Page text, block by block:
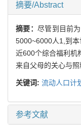
摘要/Abstract
摘要： 尽管到目前
5000~6000人1,到
近600个综合福利机
来自父母的关心与
关键词: 流动人口计
参考文献